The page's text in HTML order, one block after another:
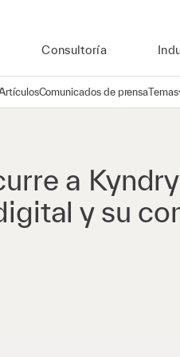
Consultoría
Comunicados de prensaTemas
a
y su